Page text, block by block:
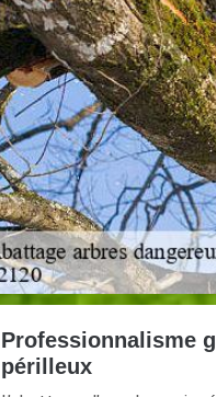
Professionnalisme
périlleux